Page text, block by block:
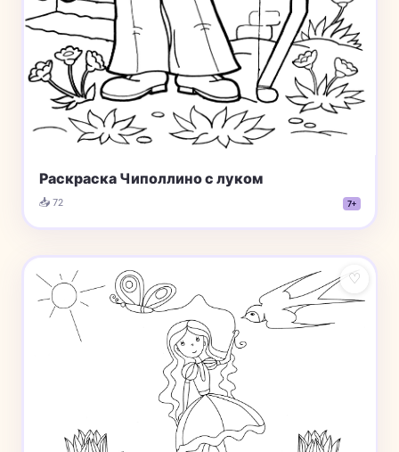
Раскраска Чиполлино с луком
📥 72 7+
♡